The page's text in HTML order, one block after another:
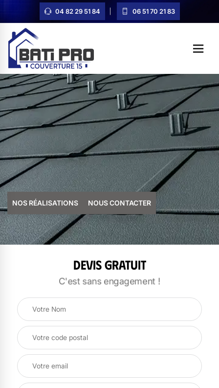
04 82 29 51 84 06 51 70 21 83
NOS RÉALISATIONS NOUS CONTACTER
Devis gratuit
C'est sans engagement !